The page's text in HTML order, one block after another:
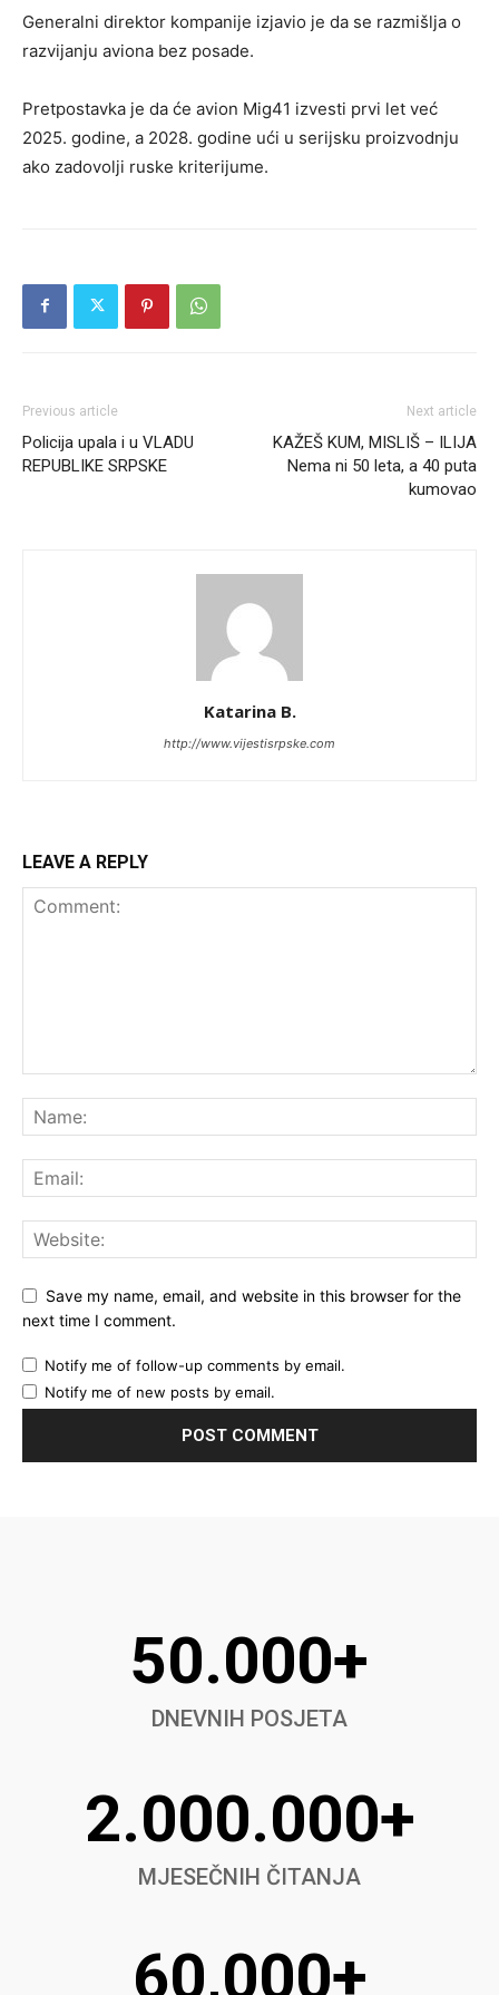
Generalni direktor kompanije izjavio je da se razmišlja o
razvijanju aviona bez posade.
Pretpostavka je da će avion Mig41 izvesti prvi let već
2025. godine, a 2028. godine ući u serijsku proizvodnju
ako zadovolji ruske kriterijume.
Previous article
Policija upala i u VLADU
REPUBLIKE SRPSKE
Next article
KAŽEŠ KUM, MISLIŠ – ILIJA
Nema ni 50 leta, a 40 puta
kumovao
Katarina B.
http://www.vijestisrpske.com
LEAVE A REPLY
Save my name, email, and website in this browser for the
next time I comment.
Notify me of follow-up comments by email.
Notify me of new posts by email.
50.000+
DNEVNIH POSJETA
2.000.000+
MJESEČNIH ČITANJA
60,000+